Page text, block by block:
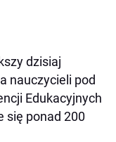
dzisiaj
nauczycieli pod
Edukacyjnych
się ponad 200